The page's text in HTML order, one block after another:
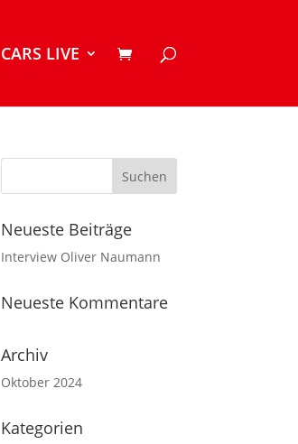
CARS LIVE
Neueste Beiträge
Interview Oliver Naumann
Neueste Kommentare
Archiv
Oktober 2024
Kategorien